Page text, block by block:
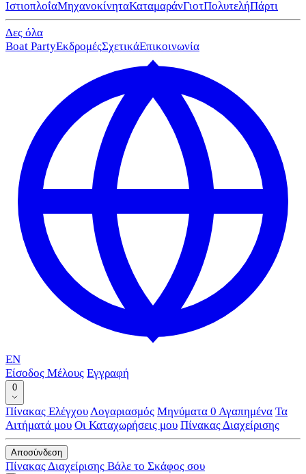
ΙστιοπλοΐαΜηχανοκίνηταΚαταμαράνΓιοτΠολυτελήΠάρτι
Δες όλα
Boat PartyΕκδρομέςΣχετικάΕπικοινωνία
EN
Είσοδος Μέλους Εγγραφή
0
Πίνακας ΕλέγχουΛογαριασμός Μηνύματα 0 Αγαπημένα Τα
Αιτήματά μου Οι Καταχωρήσεις μου Πίνακας Διαχείρισης
Αποσύνδεση
Πίνακας Διαχείρισης Βάλε το Σκάφος σου